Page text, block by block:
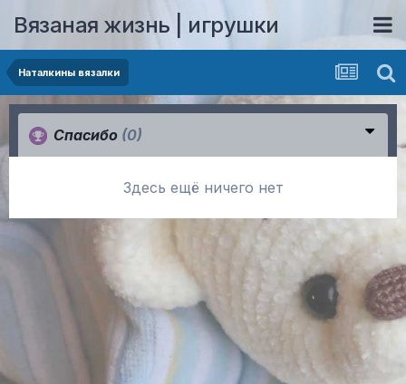
Вязаная жизнь | игрушки
Наталкины вязалки
Спасибо (0)
Здесь ещё ничего нет